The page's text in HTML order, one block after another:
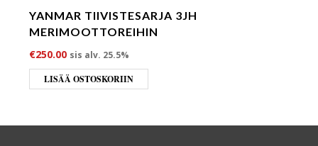
YANMAR TIIVISTESARJA 3JH
MERIMOOTTOREIHIN
€250.00 sis alv. 25.5%
LISÄÄ OSTOSKORIIN